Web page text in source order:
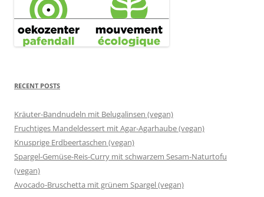
RECENT POSTS
Kräuter-Bandnudeln mit Belugalinsen (vegan)
Fruchtiges Mandeldessert mit Agar-Agarhaube (vegan)
Knusprige Erdbeertaschen (vegan)
Spargel-Gemüse-Reis-Curry mit schwarzem Sesam-Naturtofu
(vegan)
Avocado-Bruschetta mit grünem Spargel (vegan)